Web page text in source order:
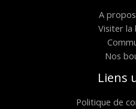
A
Visiter la
Nos
Liens
Politique de